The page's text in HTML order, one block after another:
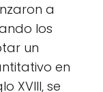
a
los
un
en
XVIII, se